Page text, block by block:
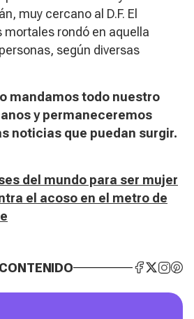
muy cercano al D.F. El
rondó en aquella
según diversas
mandamos todo nuestro
y permaneceremos
noticias que puedan surgir.
del mundo para ser mujer
el acoso en el metro de